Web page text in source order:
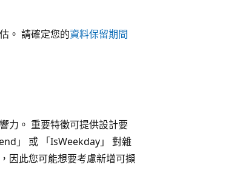
。 請確定您的資料保留期間
力。 重要特徵可提供設計要
」 或 「IsWeekday」 對雜
因此您可能想要考慮新增可擷